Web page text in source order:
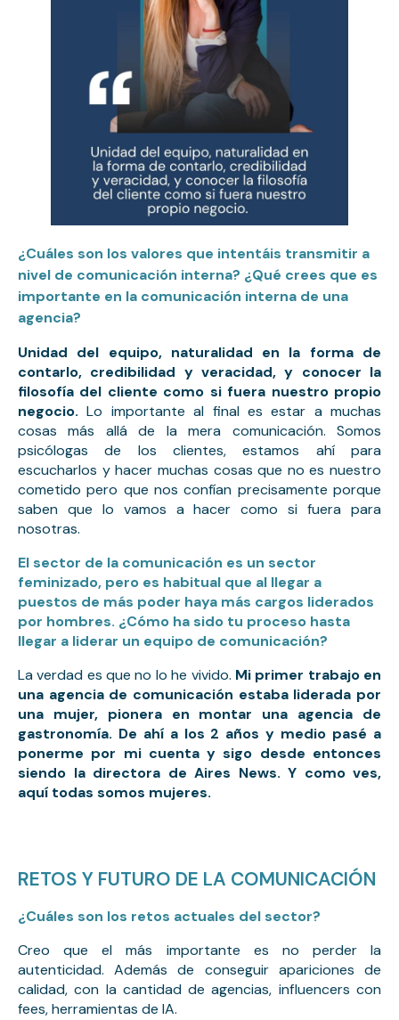
¿Cuáles son los valores que intentáis transmitir a
nivel de comunicación interna? ¿Qué crees que es
importante en la comunicación interna de una
agencia?
Unidad del equipo, naturalidad en la forma de
contarlo, credibilidad y veracidad, y conocer la
filosofía del cliente como si fuera nuestro propio
negocio.Lo importante al final es estar a muchas
cosas más allá de la mera comunicación. Somos
psicólogas de los clientes, estamos ahí para
escucharlos y hacer muchas cosas que no es nuestro
cometido pero que nos confían precisamente porque
saben que lo vamos a hacer como si fuera para
nosotras.
El sector de la comunicación es un sector
feminizado, pero es habitual que al llegar a
puestos de más poder haya más cargos liderados
por hombres. ¿Cómo ha sido tu proceso hasta
llegar a liderar un equipo de comunicación?
La verdad es que no lo he vivido. Mi primer trabajo en
una agencia de comunicación estaba liderada por
una mujer, pionera en montar una agencia de
gastronomía. De ahí a los 2 años y medio pasé a
ponerme por mi cuenta y sigo desde entonces
siendo la directora de Aires News. Y como ves,
aquí todas somos mujeres.
RETOS Y FUTURO DE LA COMUNICACIÓN
¿Cuáles son los retos actuales del sector?
Creo que el más importante es no perder la
autenticidad. Además de conseguir apariciones de
calidad, con la cantidad de agencias, influencers con
fees, herramientas de IA.